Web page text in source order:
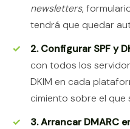
newsletters,
tendrá que quedar
2. Configurar SPF y
con todos los
DKIM en cada
cimiento sobre el que
3. Arrancar DMARC